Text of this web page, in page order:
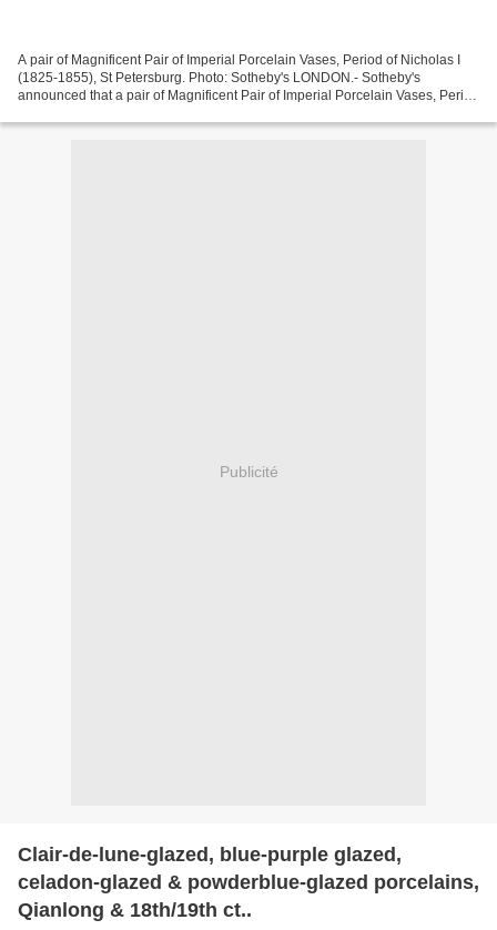
A pair of Magnificent Pair of Imperial Porcelain Vases, Period of Nicholas I
(1825-1855), St Petersburg. Photo: Sotheby's LONDON.- Sotheby's
announced that a pair of Magnificent Pair of Imperial Porcelain Vases, Period
Publicité
Clair-de-lune-glazed, blue-purple glazed,
celadon-glazed & powderblue-glazed porcelains,
Qianlong & 18th/19th ct..